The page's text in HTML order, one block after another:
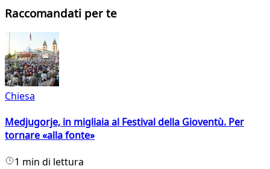
Raccomandati per te
Chiesa
Medjugorje, in migliaia al Festival della Gioventù. Per
tornare «alla fonte»
1 min di lettura